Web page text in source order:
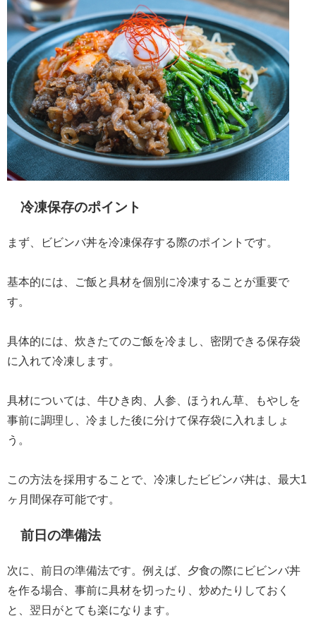
冷凍保存のポイント
まず、ビビンバ丼を冷凍保存する際のポイントです。
基本的には、ご飯と具材を個別に冷凍することが重要で
す。
具体的には、炊きたてのご飯を冷まし、密閉できる保存袋
に入れて冷凍します。
具材については、牛ひき肉、人参、ほうれん草、もやしを
事前に調理し、冷ました後に分けて保存袋に入れましょ
う。
この方法を採用することで、冷凍したビビンバ丼は、最大1
ヶ月間保存可能です。
前日の準備法
次に、前日の準備法です。例えば、夕食の際にビビンバ丼
を作る場合、事前に具材を切ったり、炒めたりしておく
と、翌日がとても楽になります。